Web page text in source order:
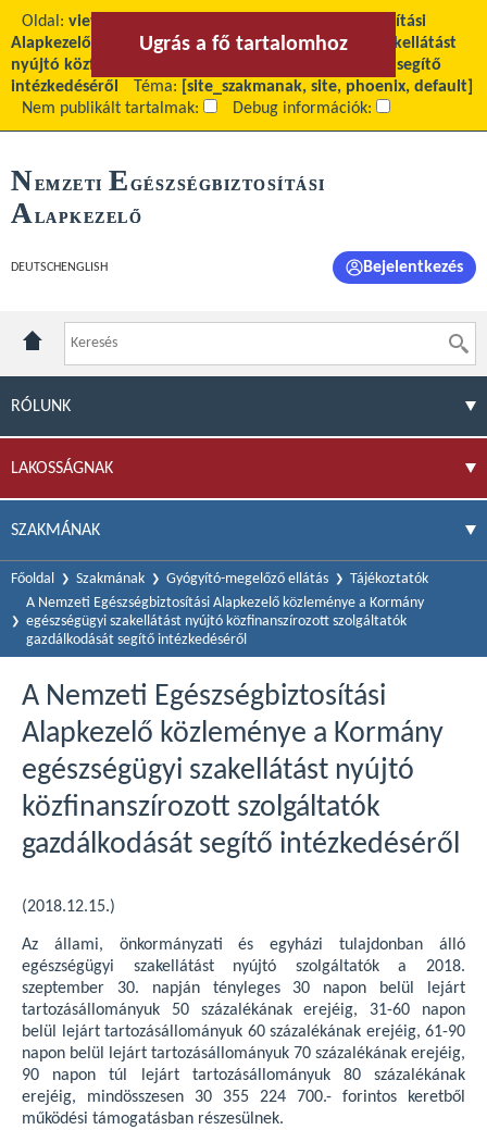
Oldal: view
A Nemzeti Egészségbiztosítási
Alapkezelő közleménye a Kormány egészségügyi szakellátást
nyújtó közfinanszírozott szolgáltatók gazdálkodását segítő
intézkedéséről
Téma:
[site_szakmanak, site, phoenix, default]
Nem publikált tartalmak:
Debug információk:
Ugrás a menühöz
Ugrás a fő tartalomhoz
NEMZETI E GÉSZSÉGBIZTOSÍTÁSI
ALAPKEZELŐ
DEUTSCH ENGLISH Bejelentkezés
RÓLUNK
LAKOSSÁGNAK
SZAKMÁNAK
Főoldal Szakmának Gyógyító-megelőző ellátás
Tájékoztatók
A Nemzeti Egészségbiztosítási Alapkezelő közleménye a Kormány
egészségügyi szakellátást nyújtó közfinanszírozott szolgáltatók
gazdálkodását segítő intézkedéséről
A Nemzeti Egészségbiztosítási
Alapkezelő közleménye a Kormány
egészségügyi szakellátást nyújtó
közfinanszírozott szolgáltatók
gazdálkodását segítő intézkedéséről
(2018.12.15.)
Az állami, önkormányzati és egyházi tulajdonban álló
egészségügyi szakellátást nyújtó szolgáltatók a 2018.
szeptember 30. napján tényleges 30 napon belül lejárt
tartozásállományuk 50 százalékának erejéig, 31-60 napon
belül lejárt tartozásállományuk 60 százalékának erejéig, 61-90
napon belül lejárt tartozásállományuk 70 százalékának erejéig,
90 napon túl lejárt tartozásállományuk 80 százalékának
erejéig, mindösszesen 30 355 224 700.- forintos keretből
működési támogatásban részesülnek.